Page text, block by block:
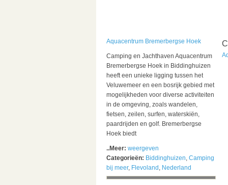
Aquacentrum Bremerbergse Hoek
Camping en Jachthaven Aquacentrum
Bremerbergse Hoek in Biddinghuizen
heeft een unieke ligging tussen het
Veluwemeer en een bosrijk gebied met
mogelijkheden voor diverse activiteiten
in de omgeving, zoals wandelen,
fietsen, zeilen, surfen, waterskiën,
paardrijden en golf. Bremerbergse
Hoek biedt
..Meer: weergeven
Categorieën: Biddinghuizen, Camping
bij meer, Flevoland , Nederland